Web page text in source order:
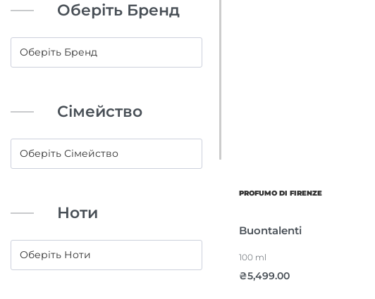
Оберіть Бренд
Сімейство
Ноти
PROFUMO DI FIRENZE
Buontalenti
100 ml
₴5,499.00